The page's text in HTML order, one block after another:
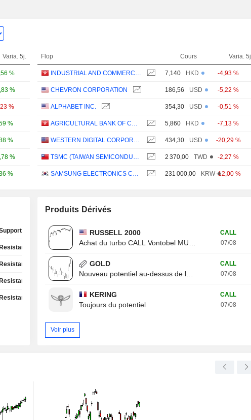
Varia. 5j.
%
%
%
%
%
%
%
Flop Cours Varia. 5j.
7,140 HKD -4,93 %
CHEVRON CORPORATION 186,56 USD -5,22 %
ALPHABET INC. 354,30 USD -0,51 %
5,860 HKD -7,13 %
434,30 USD -20,29 %
2 370,00 TWD -2,27 %
231 000,00 KRW-12,00 %
Test
Test
Test
Test
Test
Produits Dérivés
RUSSELL 2000
Achat du turbo CALL Vontobel MU13V
CALL
07/08
GOLD
Nouveau potentiel au-dessus de la résistance
CALL
07/08
KERING
Toujours du potentiel
CALL
07/08
Voir plus